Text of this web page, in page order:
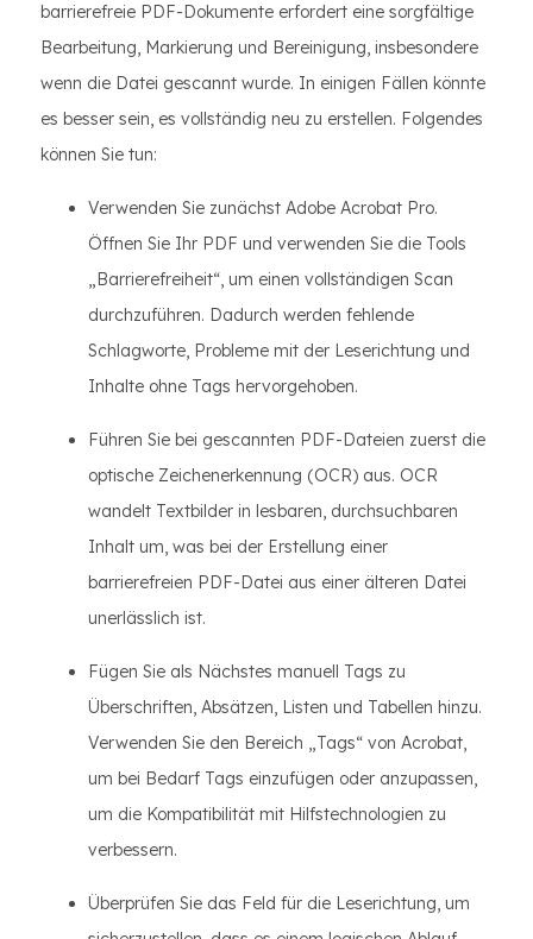
barrierefreie PDF-Dokumente erfordert eine sorgfältige
Bearbeitung, Markierung und Bereinigung, insbesondere
wenn die Datei gescannt wurde. In einigen Fällen könnte
es besser sein, es vollständig neu zu erstellen. Folgendes
können Sie tun:
Verwenden Sie zunächst Adobe Acrobat Pro.
Öffnen Sie Ihr PDF und verwenden Sie die Tools
„Barrierefreiheit“, um einen vollständigen Scan
durchzuführen. Dadurch werden fehlende
Schlagworte, Probleme mit der Leserichtung und
Inhalte ohne Tags hervorgehoben.
Führen Sie bei gescannten PDF-Dateien zuerst die
optische Zeichenerkennung (OCR) aus. OCR
wandelt Textbilder in lesbaren, durchsuchbaren
Inhalt um, was bei der Erstellung einer
barrierefreien PDF-Datei aus einer älteren Datei
unerlässlich ist.
Fügen Sie als Nächstes manuell Tags zu
Überschriften, Absätzen, Listen und Tabellen hinzu.
Verwenden Sie den Bereich „Tags“ von Acrobat,
um bei Bedarf Tags einzufügen oder anzupassen,
um die Kompatibilität mit Hilfstechnologien zu
verbessern.
Überprüfen Sie das Feld für die Leserichtung, um